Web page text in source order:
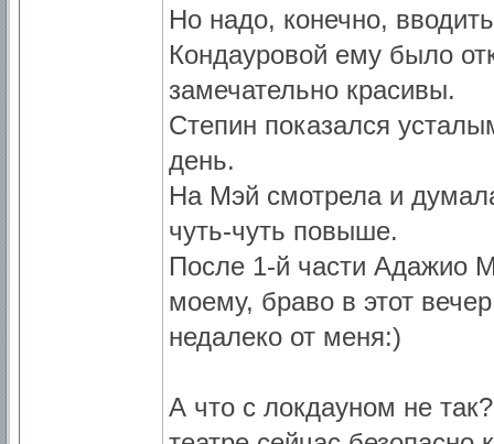
Но надо, конечно,
Кондауровой ему было
замечательно красивы.
Степин показался
день.
На Мэй смотрела и
чуть-чуть повыше.
После 1-й части Адажио
моему, браво в этот
недалеко от меня:)
А что с локдауном не